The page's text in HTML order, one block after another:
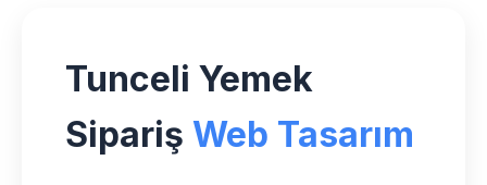
Tunceli Yemek
Sipariş Web Tasarım